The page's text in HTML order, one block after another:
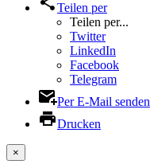
Teilen per
Teilen per...
Twitter
LinkedIn
Facebook
Telegram
Per E-Mail senden
Drucken
×